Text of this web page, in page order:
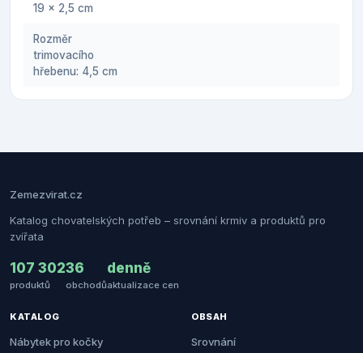
19 x 2,5 cm
Rozměr
trimovacího
hřebenu: 4,5 cm
Zemezvirat.cz
Katalog chovatelských potřeb – srovnání krmiv a produktů pro
zvířata
107 302
produktů
36
obchodů
denně
aktualizace cen
KATALOG
Nábytek pro kočky
OBSAH
Srovnání